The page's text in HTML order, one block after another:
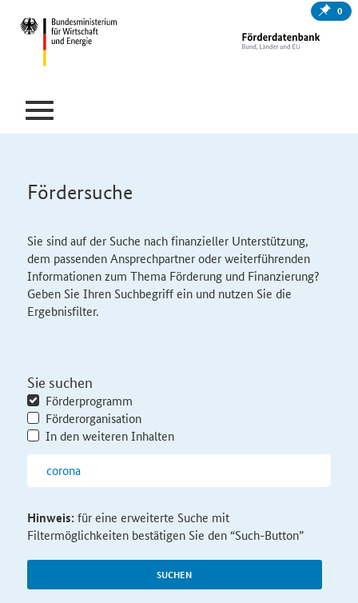
0
Fördersuche
Sie sind auf der Suche nach finanzieller Unterstützung,
dem passenden Ansprechpartner oder weiterführenden
Informationen zum Thema Förderung und Finanzierung?
Geben Sie Ihren Suchbegriff ein und nutzen Sie die
Ergebnisfilter.
Sie suchen
Förderprogramm
Förderorganisation
In den weiteren Inhalten
SUCHEN
Hinweis:für eine erweiterte Suche mit
Filtermöglichkeiten bestätigen Sie den “Such-Button”